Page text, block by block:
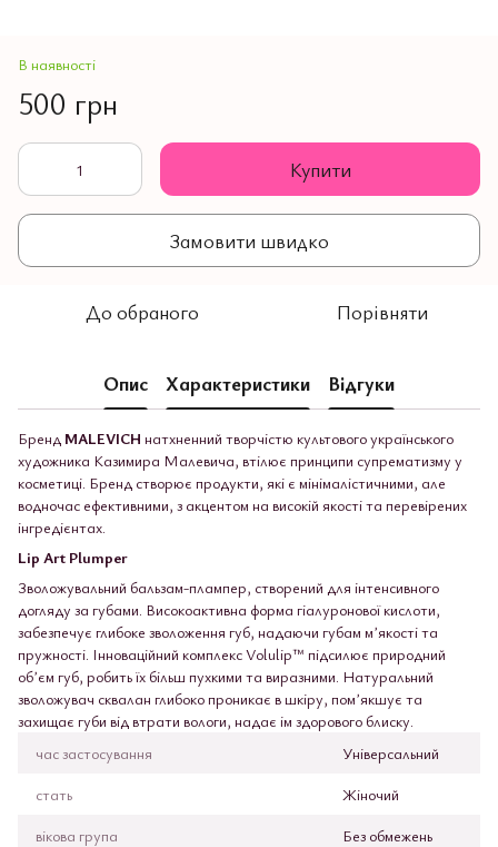
В наявності
500 грн
Купити
Замовити швидко
До обраного Порівняти
Опис Характеристики Відгуки
Бренд MALEVICH натхненний творчістю культового українського
художника Казимира Малевича, втілює принципи супрематизму у
косметиці. Бренд створює продукти, які є мінімалістичними, але
водночас ефективними, з акцентом на високій якості та перевірених
інгредієнтах.
Lip Art Plumper
Зволожувальний бальзам-плампер, створений для інтенсивного
догляду за губами. Високоактивна форма гіалуронової кислоти,
забезпечує глибоке зволоження губ, надаючи губам мʼякості та
пружності. Інноваційний комплекс Volulip™ підсилює природний
обʼєм губ, робить їх більш пухкими та виразними. Натуральний
зволожувач сквалан глибоко проникає в шкіру, помʼякшує та
захищає губи від втрати вологи, надає ім здорового блиску.
час застосування
Універсальний
стать
Жіночий
вікова група
Без обмежень